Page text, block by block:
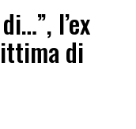
l’ex
di